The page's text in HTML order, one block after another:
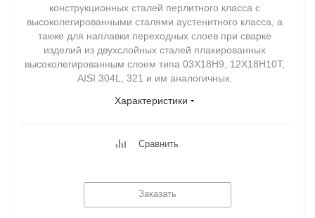
конструкционных сталей перлитного класса с
высоколегированными сталями аустенитного класса, а
также для наплавки переходных слоев при сварке
изделий из двухслойных сталей плакированных
высоколегированным слоем типа 03Х18Н9, 12Х18Н10Т,
AISI 304L, 321 и им аналогичных.
Характеристики
Сравнить
Заказать